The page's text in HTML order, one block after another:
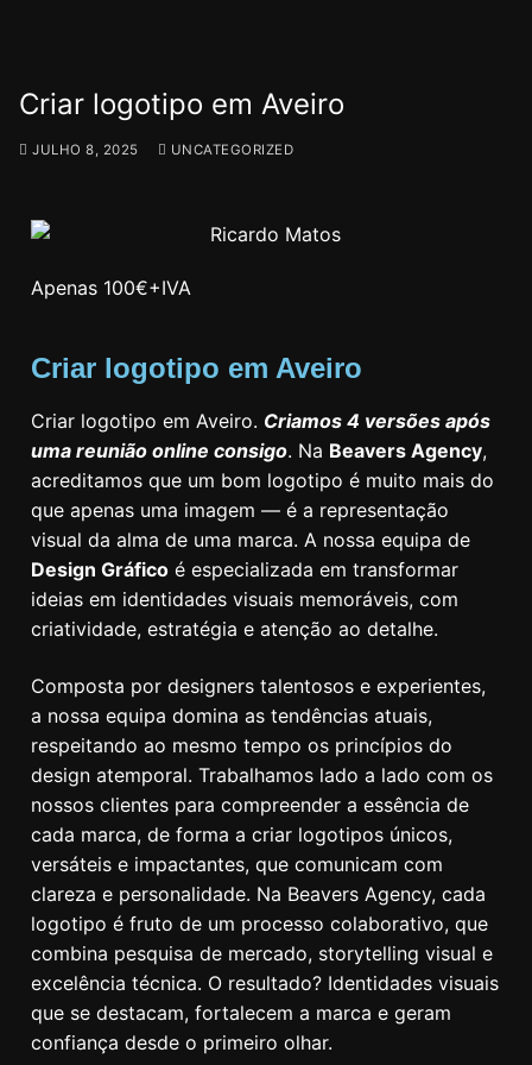
Criar logotipo em Aveiro
JULHO 8, 2025 UNCATEGORIZED
Apenas 100€+IVA
Criar logotipo em Aveiro
Criar logotipo em Aveiro. Criamos 4 versões após
uma reunião online consigo. Na Beavers Agency,
acreditamos que um bom logotipo é muito mais do
que apenas uma imagem — é a representação
visual da alma de uma marca. A nossa equipa de
Design Gráfico é especializada em transformar
ideias em identidades visuais memoráveis, com
criatividade, estratégia e atenção ao detalhe.
Composta por designers talentosos e experientes,
a nossa equipa domina as tendências atuais,
respeitando ao mesmo tempo os princípios do
design atemporal. Trabalhamos lado a lado com os
nossos clientes para compreender a essência de
cada marca, de forma a criar logotipos únicos,
versáteis e impactantes, que comunicam com
clareza e personalidade. Na Beavers Agency, cada
logotipo é fruto de um processo colaborativo, que
combina pesquisa de mercado, storytelling visual e
excelência técnica. O resultado? Identidades visuais
que se destacam, fortalecem a marca e geram
confiança desde o primeiro olhar.